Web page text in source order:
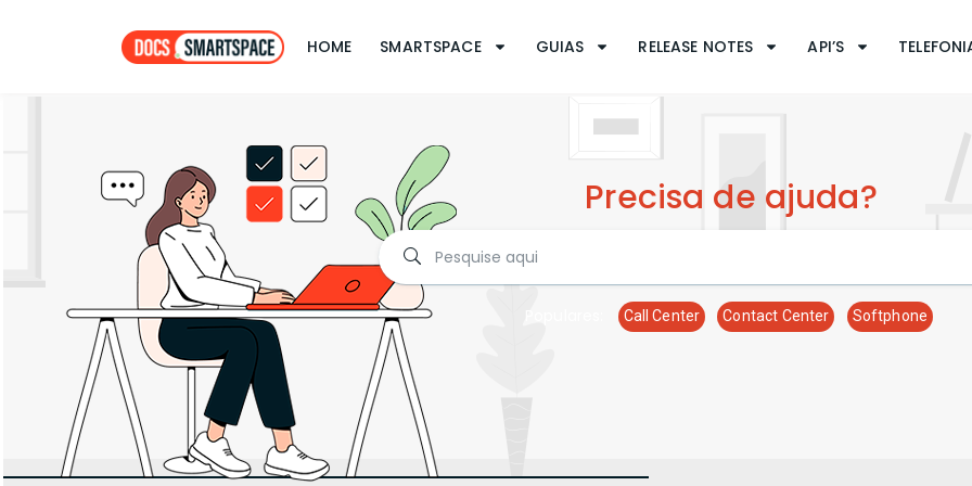
HOME SMARTSPACE GUIAS RELEASE NOTES API’S
Precisa de ajuda?
Call Center Contact Center Softphone